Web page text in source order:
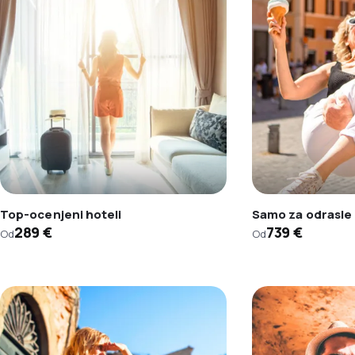
Top-ocenjeni hoteli
Od289 €
Samo za odrasle
Od739 €